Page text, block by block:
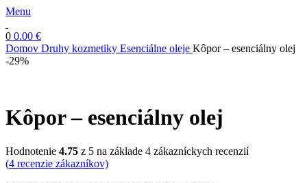
Menu
0 0.00 €
Domov Druhy kozmetiky Esenciálne oleje Kôpor – esenciálny olej
-29%
Kôpor – esenciálny olej
Hodnotenie 4.75 z 5 na základe 4 zákazníckych recenzií
(4 recenzie zákazníkov)